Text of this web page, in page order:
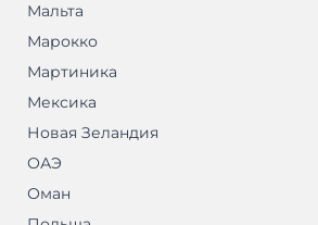
Мальта
Марокко
Мартиника
Мексика
Новая Зеландия
ОАЭ
Оман